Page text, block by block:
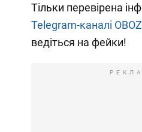
Тільки перевірена
Telegram-каналі
ведіться на фейки!